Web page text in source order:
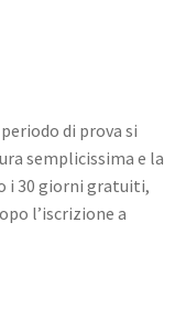
di prova si
semplicissima e la
i 30 giorni gratuiti,
l’iscrizione a